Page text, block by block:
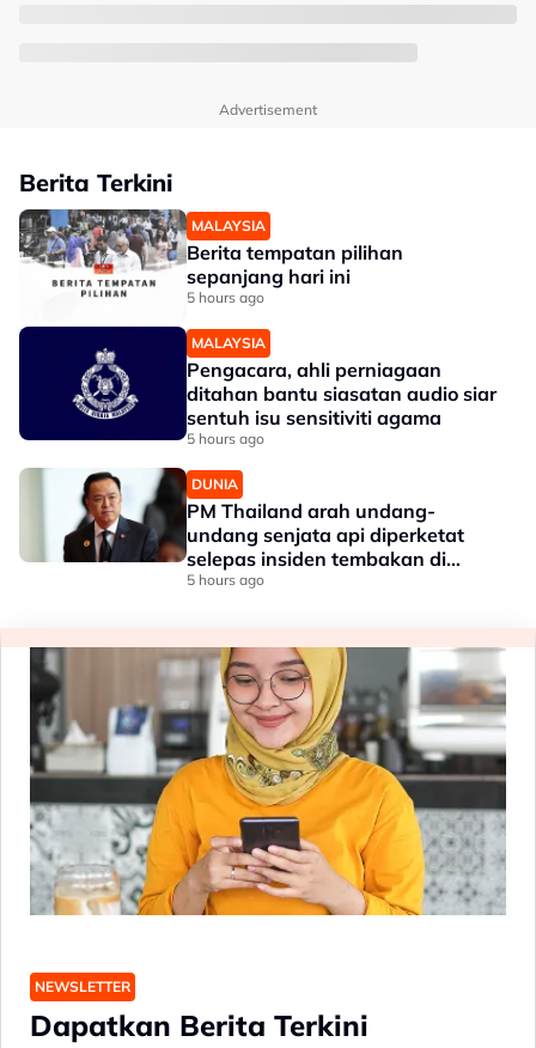
Advertisement
Berita Terkini
MALAYSIA
Berita tempatan pilihan
sepanjang hari ini
5 hours ago
MALAYSIA
Pengacara, ahli perniagaan
ditahan bantu siasatan audio siar
sentuh isu sensitiviti agama
5 hours ago
DUNIA
PM Thailand arah undang-
undang senjata api diperketat
selepas insiden tembakan di
sekolah
5 hours ago
NEWSLETTER
Dapatkan Berita Terkini